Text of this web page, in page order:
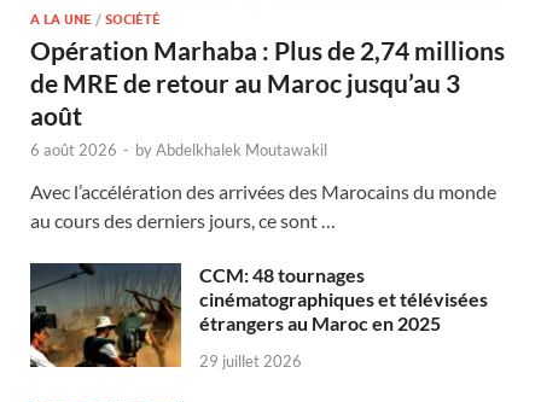
A LA UNE / SOCIÉTÉ
Opération Marhaba : Plus de 2,74 millions
de MRE de retour au Maroc jusqu’au 3
août
6 août 2026 - byAbdelkhalek Moutawakil
Avec l’accélération des arrivées des Marocains du monde
au cours des derniers jours, ce sont …
CCM: 48 tournages
cinématographiques et télévisées
étrangers au Maroc en 2025
29 juillet 2026